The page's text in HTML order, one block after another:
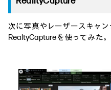
次に写真やレーザースキャ
RealtyCaptureを使ってみた。